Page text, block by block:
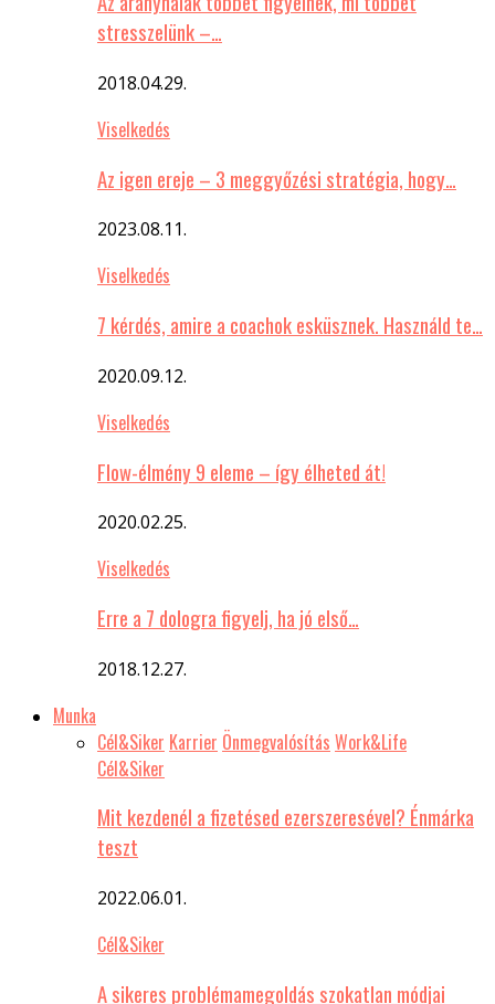
stresszelünk –…
2018.04.29.
Viselkedés
Az igen ereje – 3 meggyőzési stratégia, hogy…
2023.08.11.
Viselkedés
7 kérdés, amire a coachok esküsznek. Használd te…
2020.09.12.
Viselkedés
Flow-élmény 9 eleme – így élheted át!
2020.02.25.
Viselkedés
Erre a 7 dologra figyelj, ha jó első…
2018.12.27.
Munka
Cél&Siker Karrier Önmegvalósítás Work&Life
Cél&Siker
Mit kezdenél a fizetésed ezerszeresével? Énmárka
teszt
2022.06.01.
Cél&Siker
A sikeres problémamegoldás szokatlan módjai